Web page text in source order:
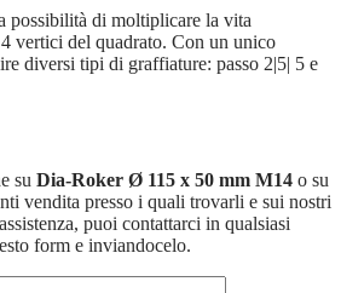
possibilità di moltiplicare la vita
vertici del quadrato. Con un unico
diversi tipi di graffiature: passo 2|5| 5 e
su Dia-Roker Ø 115 x 50 mm M14 o su
vendita presso i quali trovarli e sui nostri
puoi contattarci in qualsiasi
form e inviandocelo.